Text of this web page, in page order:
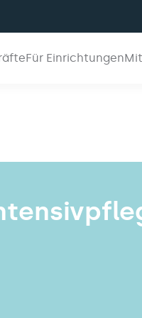
Für Einrichtungen